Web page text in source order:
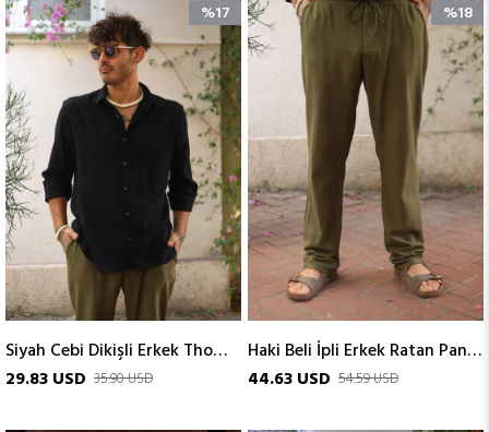
Siyah Cebi Dikişli Erkek Thomas Gömlek
29.83 USD 35.90 USD
%17
Haki Beli İpli Erkek Ratan Pantolon
44.63 USD 54.59 USD
%18